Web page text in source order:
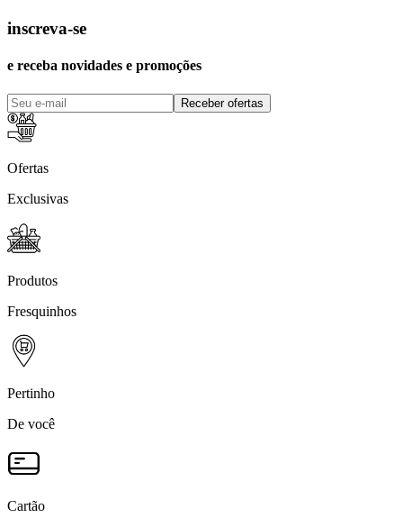
inscreva-se
e receba novidades e promoções
Receber ofertas
Ofertas
Exclusivas
Produtos
Fresquinhos
Pertinho
De você
Cartão